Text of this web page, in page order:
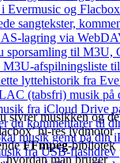
Evermusic og
sangtekster,
lagring via
sporsamling til
M3U-afspilningsliste
lyttehistorik fra
(tabsfri) musik på
fra iCloud Drive
du kommentarer til
musik gemt på din
fra USB-
styrer musikken og de
hi-res lydmotor
FFmpeg-bibliotek
hvordan man bruger